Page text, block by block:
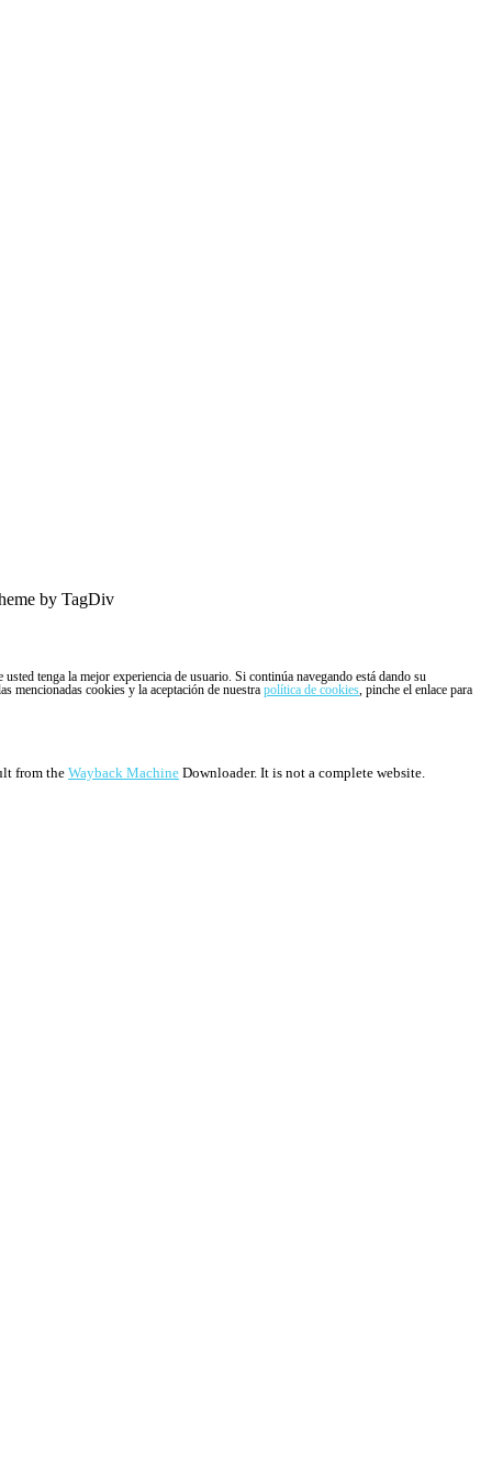
by TagDiv
tenga la mejor experiencia de usuario. Si continúa navegando está dando su
mencionadas cookies y la aceptación de nuestra política de cookies, pinche el enlace para
from the Wayback Machine Downloader. It is not a complete website.